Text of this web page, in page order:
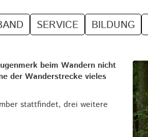
SERVICE BILDUNG
beim Wandern nicht
der Wanderstrecke vieles
stattfindet, drei weitere